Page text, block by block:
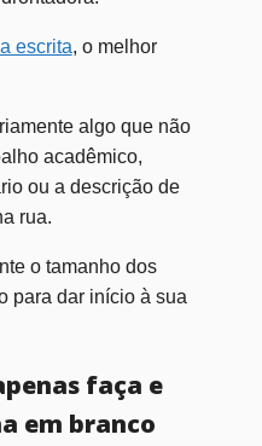
escrita, o melhor
algo que não
acadêmico,
ou a descrição de
rua.
o tamanho dos
para dar início à sua
faça e
em branco